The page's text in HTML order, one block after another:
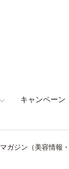
キャンペーン
マガジン（美容情報・